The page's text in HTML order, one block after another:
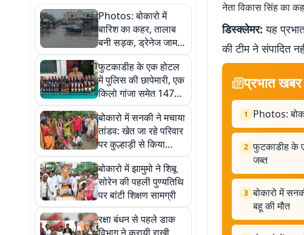
Photos: बोकारो में
बारिश का कहर, तालाब
बनी सड़क, ड्रेनेज जाम
होने पर भड़के लोग
फुटकाडीह के एक होटल
में पुलिस की छापेमारी, एक
किलो गांजा समेत 147
बोतल अवैध शराब जब्त
बोकारो में सनकी ने मचाया
तांडव: खेत जा रहे परिवार
पर कुल्हाड़ी से किया
हमला, सास-ससुर और बहू
की मौत
बोकारो में झामुमो ने शिबू
सोरेन की पहली पुण्यतिथि
पर बांटी शिक्षण सामग्री
रक्षा बंधन से पहले डाक
नेता विकास सिंह का
डिस्क्लेमर: यह
की टीम ने संपादित
प्रभात खबर
1 Photos:
2 फुटकाडीह के
जब्त
3 बोकारो में
बहू की मौत